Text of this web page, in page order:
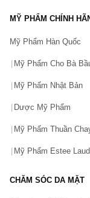
MỸ PHẨM CHÍNH
Mỹ Phẩm Hàn Quốc
Mỹ Phẩm Cho Bà
Mỹ Phẩm Nhật Bản
Dược Mỹ Phẩm
Mỹ Phẩm Thuần
Mỹ Phẩm Estee
CHĂM SÓC DA MẶT